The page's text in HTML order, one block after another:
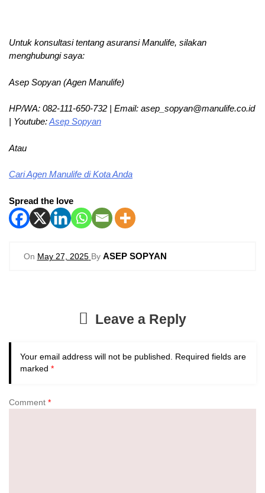
Untuk konsultasi tentang asuransi Manulife, silakan
menghubungi saya:
Asep Sopyan (Agen Manulife)
HP/WA: 082-111-650-732 | Email: asep_sopyan@manulife.co.id
| Youtube:Asep Sopyan
Atau
Cari Agen Manulife di Kota Anda
Spread the love
On May 27, 2025 By ASEP SOPYAN
Leave a Reply
Your email address will not be published.
Required fields are
marked *
Comment *